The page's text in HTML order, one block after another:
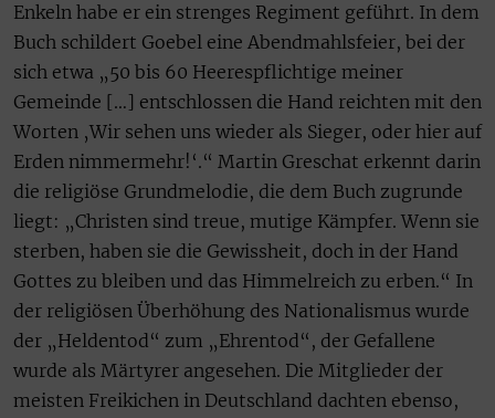
Enkeln habe er ein strenges Regiment geführt. In dem
Buch schildert Goebel eine Abendmahlsfeier, bei der
sich etwa „50 bis 60 Heerespflichtige meiner
Gemeinde […] entschlossen die Hand reichten mit den
Worten ‚Wir sehen uns wieder als Sieger, oder hier auf
Erden nimmermehr!‘.“ Martin Greschat erkennt darin
die religiöse Grundmelodie, die dem Buch zugrunde
liegt: „Christen sind treue, mutige Kämpfer. Wenn sie
sterben, haben sie die Gewissheit, doch in der Hand
Gottes zu bleiben und das Himmelreich zu erben.“ In
der religiösen Überhöhung des Nationalismus wurde
der „Heldentod“ zum „Ehrentod“, der Gefallene
wurde als Märtyrer angesehen. Die Mitglieder der
meisten Freikichen in Deutschland dachten ebenso,